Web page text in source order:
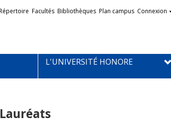
externes
Facultés Bibliothèques Plan campus Connexion
L'UNIVERSITÉ HONORE
Lauréats